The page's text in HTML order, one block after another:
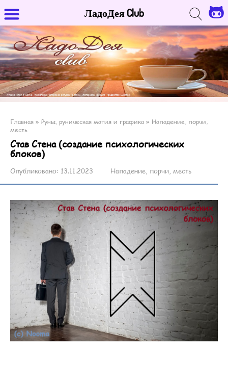
Главная » Руны, руническая магия и графика » Нападение, порчи,
месть
Став Стена (создание психологических
блоков)
Опубликовано: 13.11.2023 Нападение, порчи, месть
ЛадоДея Club